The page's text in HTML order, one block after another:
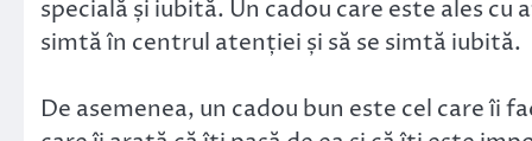
specială și iubită. Un cadou care este ales
simtă în centrul atenției și să se simtă iubită.
De asemenea, un cadou bun este cel care îi